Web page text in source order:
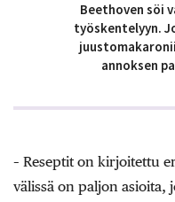
Beethoven söi
työskentelyyn.
annoksen
– Reseptit on kirjoitettu
välissä on paljon asioita,